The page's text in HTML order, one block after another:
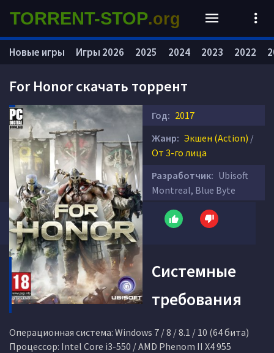
For Honor скачать торрент
Год: 2017
Жанр: Экшен (Action) /
От 3-го лица
Разработчик: Ubisoft
Montreal, Blue Byte
Системные
требования
Операционная система: Windows 7 / 8 / 8.1 / 10 (64 бита)
Процессор: Intel Core i3-550 / AMD Phenom II X4 955
Новые игры Игры 2026 2025 2024 2023 2022
TORRENT-STOP.org